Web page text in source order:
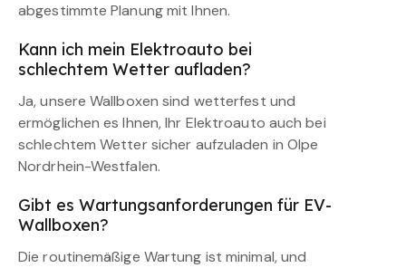
abgestimmte Planung mit Ihnen.
Kann ich mein Elektroauto bei
schlechtem Wetter aufladen?
Ja, unsere Wallboxen sind wetterfest und
ermöglichen es Ihnen, Ihr Elektroauto auch bei
schlechtem Wetter sicher aufzuladen in Olpe
Nordrhein-Westfalen.
Gibt es Wartungsanforderungen für EV-
Wallboxen?
Die routinemäßige Wartung ist minimal, und